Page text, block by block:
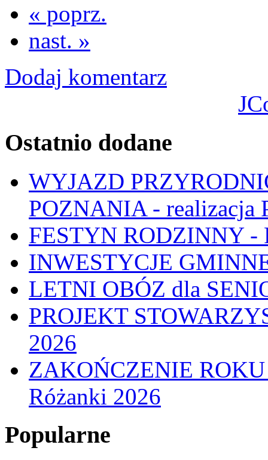
« poprz.
nast. »
Dodaj komentarz
Ostatnio dodane
WYJAZD
POZNANIA - realizacja
FESTYN RODZINNY -
INWESTYCJE
LETNI OBÓZ dla
PROJEKT
2026
ZAKOŃCZENIE
Różanki 2026
Popularne